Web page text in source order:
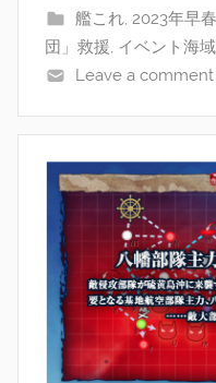
艦これ, 2023年早
団」救援, イベント海域
Leave a comment